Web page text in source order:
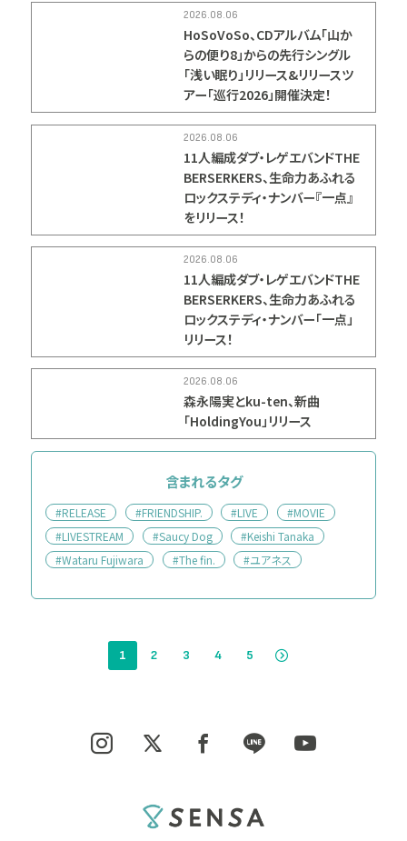
2026.08.06
HoSoVoSo、CDアルバム「山か
らの便り8」からの先行シングル
「浅い眠り」リリース&リリースツ
アー「巡行2026」開催決定！
2026.08.06
11人編成ダブ・レゲエバンドTHE
BERSERKERS、生命力あふれる
ロックステディ・ナンバー『一点』
をリリース！
2026.08.06
11人編成ダブ・レゲエバンドTHE
BERSERKERS、生命力あふれる
ロックステディ・ナンバー「一点」
リリース！
2026.08.06
森永陽実とku-ten、新曲
「HoldingYou」リリース
含まれるタグ
#RELEASE #FRIENDSHIP. #LIVE
#MOVIE
#LIVESTREAM
#Saucy Dog
#Keishi Tanaka
#Wataru Fujiwara
#The fin. #ユアネス
1 2 3 4 5